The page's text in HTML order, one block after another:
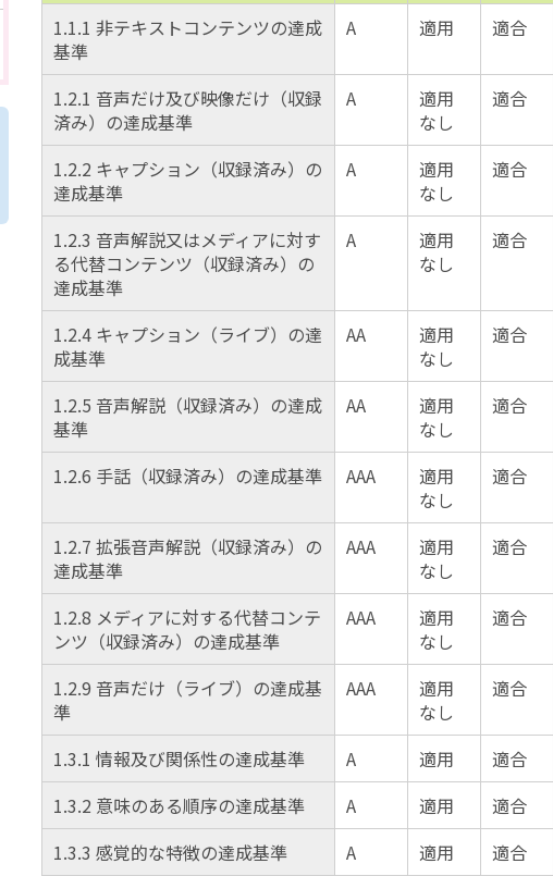
1.1.1 非テキストコンテンツの達成
基準
A 適用 適合
1.2.1 音声だけ及び映像だけ（収録
済み）の達成基準
A
適用
なし
適合
1.2.2 キャプション（収録済み）の
達成基準
A
適用
なし
適合
1.2.3 音声解説又はメディアに対す
る代替コンテンツ（収録済み）の
達成基準
A
適用
なし
適合
1.2.4 キャプション（ライブ）の達
成基準
AA
適用
なし
適合
1.2.5 音声解説（収録済み）の達成
基準
AA
適用
なし
適合
1.2.6 手話（収録済み）の達成基準 AAA
適用
なし
適合
1.2.7 拡張音声解説（収録済み）の
達成基準
AAA
適用
なし
適合
1.2.8 メディアに対する代替コンテ
ンツ（収録済み）の達成基準
AAA
適用
なし
適合
1.2.9 音声だけ（ライブ）の達成基
準
AAA
適用
なし
適合
1.3.1 情報及び関係性の達成基準 A 適用
適合
1.3.2 意味のある順序の達成基準
A 適用
適合
1.3.3 感覚的な特徴の達成基準
A 適用
適合